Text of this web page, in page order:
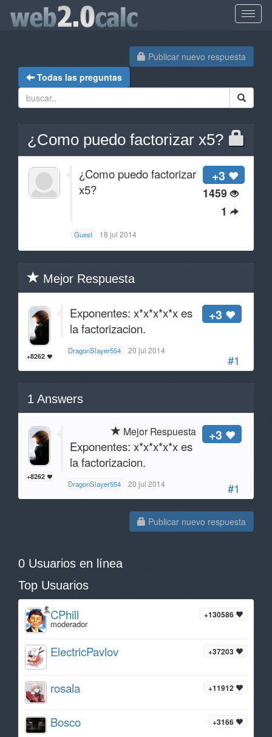
Publicar nuevo respuesta
Todas las preguntas
¿Como puedo factorizar x5?
+3
1459
1
¿Como puedo factorizar
x5?
Guest 18 jul 2014
Mejor Respuesta
#1
+8262
+3
Exponentes: x*x*x*x*x es
la factorizacion.
DragonSlayer554 20 jul 2014
1 Answers
#1
+8262
+3
Mejor Respuesta
Exponentes: x*x*x*x*x es
la factorizacion.
DragonSlayer554 20 jul 2014
Publicar nuevo respuesta
0 Usuarios en línea
Top Usuarios
+130586
CPhill
moderador
+37203
ElectricPavlov
+11912
rosala
+3166
Bosco